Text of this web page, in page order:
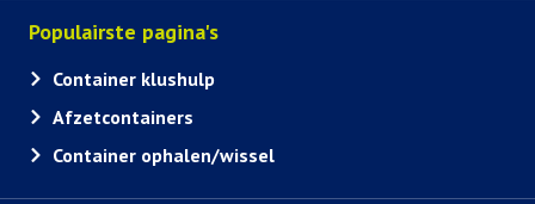
Populairste pagina's
Container klushulp
Afzetcontainers
Container ophalen/wissel